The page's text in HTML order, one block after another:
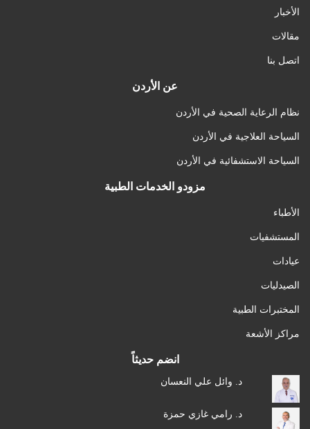
الأخبار
مقالات
اتصل بنا
عن الأردن
نظام الرعاية الصحية في الأردن
السياحة العلاجية في الأردن
السياحة الاستشفائية في الأردن
مزودو الخدمات الطبية
الأطباء
المستشفيات
عيادات
الصيدليات
المختبرات الطبية
مراكز الأشعة
انضم حديثاً
د. وائل علي النعسان
د. رامي غازي حمزة